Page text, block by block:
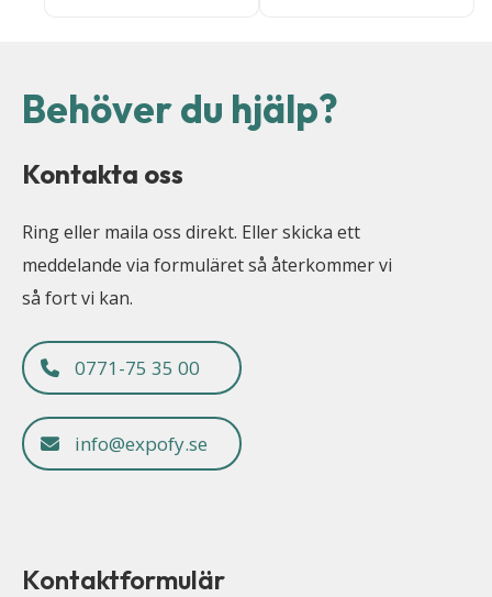
Behöver du hjälp?
Kontakta oss
Ring eller maila oss direkt. Eller skicka ett
meddelande via formuläret så återkommer vi
så fort vi kan.
0771-75 35 00
info@expofy.se
Kontaktformulär